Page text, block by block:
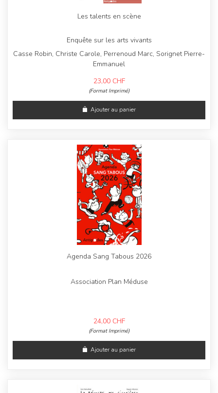
Les talents en scène
Enquête sur les arts vivants
Casse Robin, Christe Carole, Perrenoud Marc, Sorignet Pierre-
Emmanuel
23,00 CHF
(Format Imprimé)
Ajouter au panier
Agenda Sang Tabous 2026
Association Plan Méduse
24,00 CHF
(Format Imprimé)
Ajouter au panier